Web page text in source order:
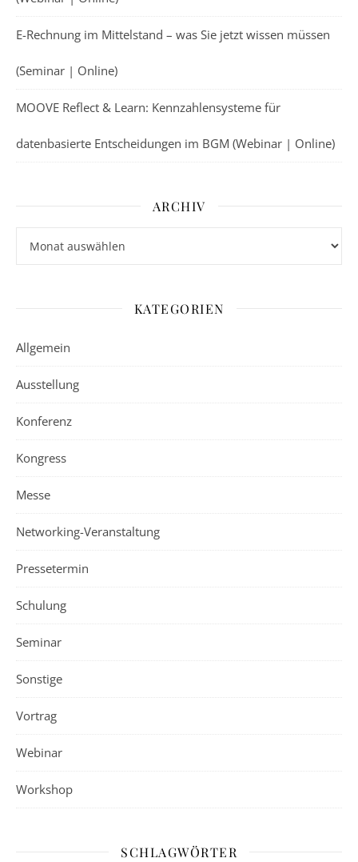
E-Rechnung im Mittelstand – was Sie jetzt wissen müssen
(Seminar | Online)
MOOVE Reflect & Learn: Kennzahlensysteme für
datenbasierte Entscheidungen im BGM (Webinar | Online)
ARCHIV
KATEGORIEN
Allgemein
Ausstellung
Konferenz
Kongress
Messe
Networking-Veranstaltung
Pressetermin
Schulung
Seminar
Sonstige
Vortrag
Webinar
Workshop
SCHLAGWÖRTER